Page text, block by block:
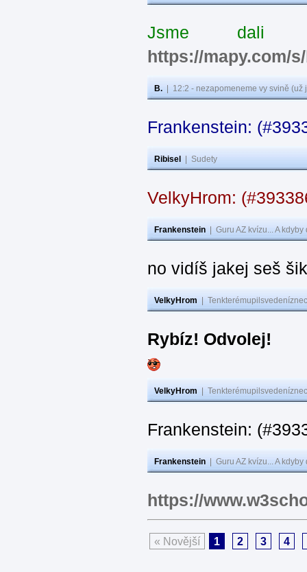
Jsme dali
https://mapy.com/
B. 12:2 - nezapomeneme vy svině
Frankenstein:
Ribisel Sudety
VelkyHrom:
Frankenstein Guru AZ kvízu... A
no vidíš jakej seš
VelkyHrom
Rybíz! Odvolej!
VelkyHrom
Frankenstein:
Frankenstein Guru AZ kvízu... A
https://
« Novější 1 2 3 4